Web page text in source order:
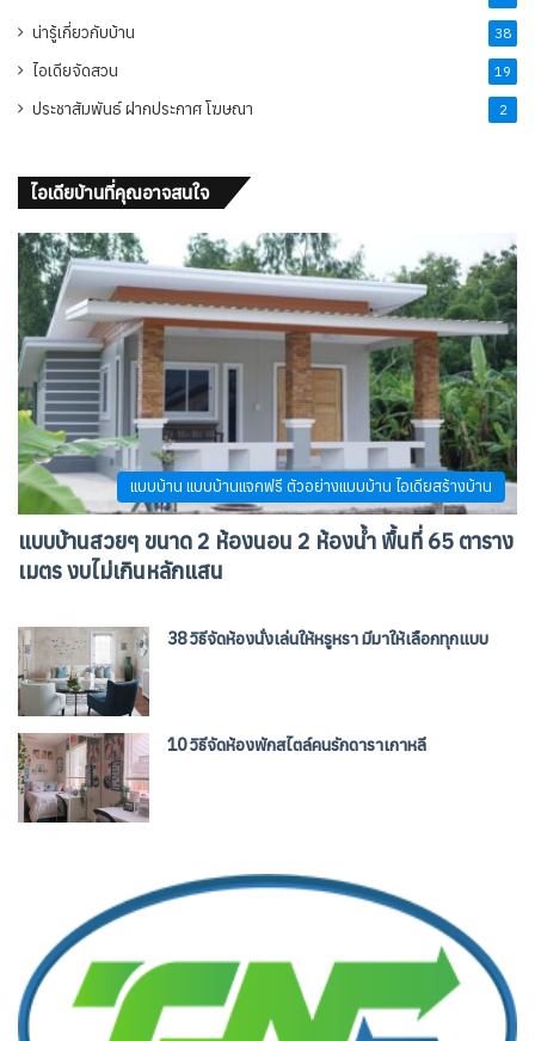
น่ารู้เกี่ยวกับบ้าน 38
ไอเดียจัดสวน 19
ประชาสัมพันธ์ ฝากประกาศ โฆษณา 2
ไอเดียบ้านที่คุณอาจสนใจ
แบบบ้าน แบบบ้านแจกฟรี ตัวอย่างแบบบ้าน ไอเดียสร้างบ้าน
แบบบ้านสวยๆ ขนาด 2 ห้องนอน 2 ห้องน้ำ พื้นที่ 65 ตาราง
เมตร งบไม่เกินหลักแสน
38 วิธีจัดห้องนั่งเล่นให้หรูหรา มีมาให้เลือกทุกแบบ
10 วิธีจัดห้องพักสไตล์คนรักดาราเกาหลี